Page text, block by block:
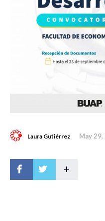
Laura Gutiérrez May
+